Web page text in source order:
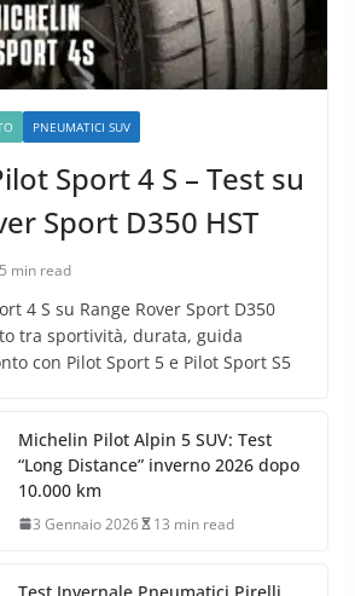
PNEUMATICI SUV
Sport 4 S – Test su
Sport D350 HST
min read
4 S su Range Rover Sport D350
tra sportività, durata, guida
con Pilot Sport 5 e Pilot Sport S5
Michelin Pilot Alpin 5 SUV: Test
“Long Distance” inverno 2026 dopo
10.000 km
3 Gennaio 2026 13 min read